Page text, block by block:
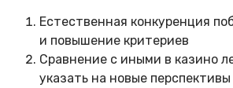
Естественная конкуренция
и повышение критериев
Сравнение с иными в казино
указать на новые